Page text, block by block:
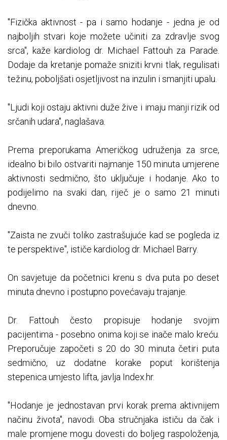
"Fizička aktivnost - pa i samo hodanje - jedna je od
najboljih stvari koje možete učiniti za zdravlje svog
srca", kaže kardiolog dr. Michael Fattouh za Parade.
Dodaje da kretanje pomaže sniziti krvni tlak, regulisati
težinu, poboljšati osjetljivost na inzulin i smanjiti upalu.
"Ljudi koji ostaju aktivni duže žive i imaju manji rizik od
srčanih udara", naglašava.
Prema preporukama Američkog udruženja za srce,
idealno bi bilo ostvariti najmanje 150 minuta umjerene
aktivnosti sedmično, što uključuje i hodanje. Ako to
podijelimo na svaki dan, riječ je o samo 21 minuti
dnevno.
"Zaista ne zvuči toliko zastrašujuće kad se pogleda iz
te perspektive", ističe kardiolog dr. Michael Barry.
On savjetuje da početnici krenu s dva puta po deset
minuta dnevno i postupno povećavaju trajanje.
Dr. Fattouh često propisuje hodanje svojim
pacijentima - posebno onima koji se inače malo kreću.
Preporučuje započeti s 20 do 30 minuta četiri puta
sedmično, uz dodatne korake poput korištenja
stepenica umjesto lifta, javlja Index.hr.
"Hodanje je jednostavan prvi korak prema aktivnijem
načinu života", navodi. Oba stručnjaka ističu da čak i
male promjene mogu dovesti do boljeg raspoloženja,